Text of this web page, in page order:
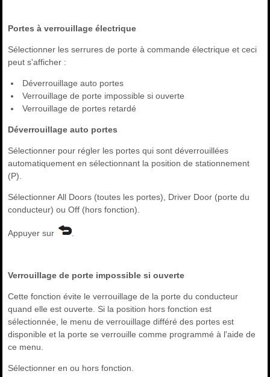
Portes à verrouillage électrique
Sélectionner les serrures de porte à commande électrique et ceci
peut s'afficher :
Déverrouillage auto portes
Verrouillage de porte impossible si ouverte
Verrouillage de portes retardé
Déverrouillage auto portes
Sélectionner pour régler les portes qui sont déverrouillées
automatiquement en sélectionnant la position de stationnement
(P).
Sélectionner All Doors (toutes les portes), Driver Door (porte du
conducteur) ou Off (hors fonction).
Appuyer sur
Verrouillage de porte impossible si ouverte
Cette fonction évite le verrouillage de la porte du conducteur
quand elle est ouverte. Si la position hors fonction est
sélectionnée, le menu de verrouillage différé des portes est
disponible et la porte se verrouille comme programmé à l'aide de
ce menu.
Sélectionner en ou hors fonction.